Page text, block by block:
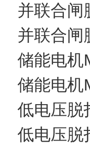
并联合闸
并联合闸
储能电机
储能电机
低电压脱
低电压脱